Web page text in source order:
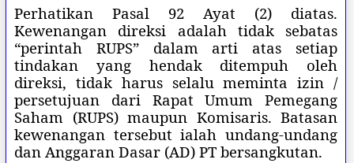
Perhatikan Pasal 92 Ayat (2) diatas.
Kewenangan direksi adalah tidak sebatas
“perintah RUPS” dalam arti atas setiap
tindakan yang hendak ditempuh oleh
direksi, tidak harus selalu meminta izin /
persetujuan dari Rapat Umum Pemegang
Saham (RUPS) maupun Komisaris. Batasan
kewenangan tersebut ialah undang-undang
dan Anggaran Dasar (AD) PT bersangkutan.